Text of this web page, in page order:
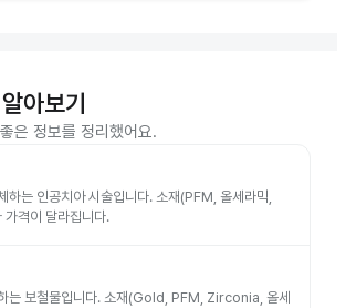
아보기
은 정보를 정리했어요.
하는 인공치아 시술입니다. 소재(PFM, 올세라믹,
격이 달라집니다.
는 보철물입니다. 소재(Gold, PFM, Zirconia, 올세